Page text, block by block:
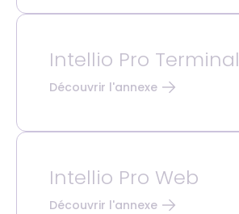
Intellio Pro Terminal
Découvrir l'annexe
Intellio Pro Web
Découvrir l'annexe